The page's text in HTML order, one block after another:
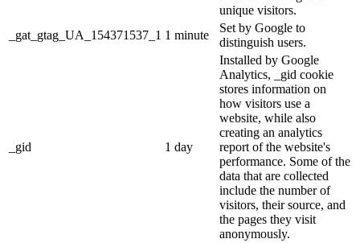
unique visitors.
_gat_gtag_UA_154371537_1 1 minute
Set by Google to
distinguish users.
_gid 1 day
Installed by Google
Analytics, _gid cookie
stores information on
how visitors use a
website, while also
creating an analytics
report of the website's
performance. Some of the
data that are collected
include the number of
visitors, their source, and
the pages they visit
anonymously.